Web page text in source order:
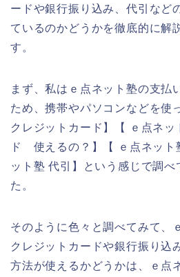
ードや銀行振り込み、代引など
ているのかどうかを徹底的に解
す。
まず、私はｅ点ネット塾の支払
ため、携帯やパソコンなどを使
クレジットカード】【 ｅ点ネッ
ド 使えるの？】【 ｅ点ネット
ット塾 代引】という感じで調べ
た。
そのように色々と調べてみて、
クレジットカードや銀行振り込
方法が使えるかどうかは、ｅ点